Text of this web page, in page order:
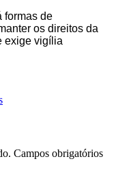
formas de
os direitos da
exige vigília
Campos obrigatórios